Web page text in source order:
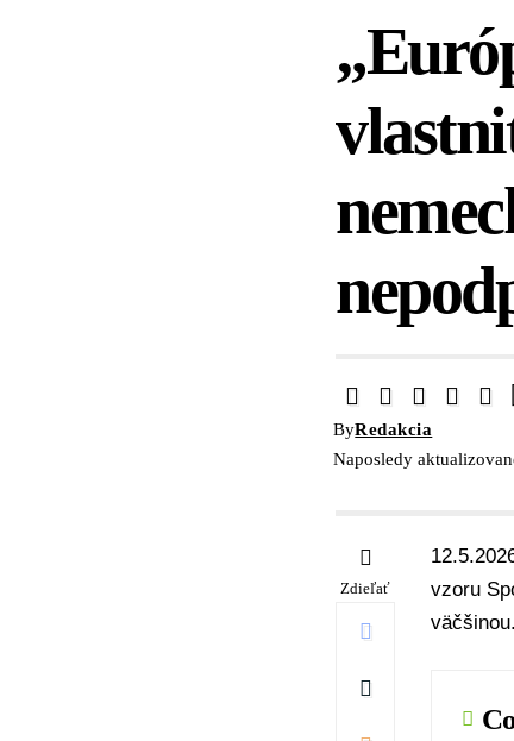
Naposledy
ByRedakcia
Zdieľať
vzoru
väčšinou.